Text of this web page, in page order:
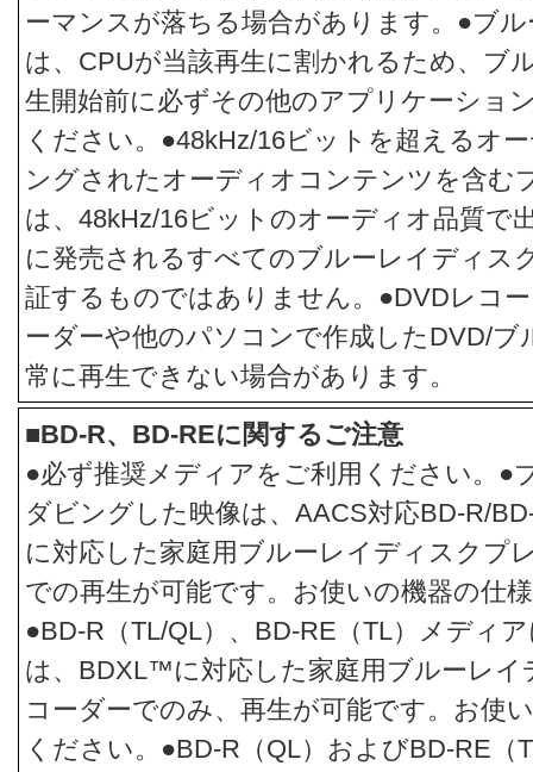
ーマンスが落ちる場合があります。●ブ
は、CPUが当該再生に割かれるため、ブ
生開始前に必ずその他のアプリケーショ
ください。●48kHz/16ビットを超えるオ
ングされたオーディオコンテンツを含む
は、48kHz/16ビットのオーディオ品質で
に発売されるすべてのブルーレイディス
証するものではありません。●DVDレコ
ーダーや他のパソコンで作成したDVD/
常に再生できない場合があります。
■BD-R、BD-REに関するご注意
●必ず推奨メディアをご利用ください。●
ダビングした映像は、AACS対応BD-R/
に対応した家庭用ブルーレイディスクプ
での再生が可能です。お使いの機器の仕
●BD-R（TL/QL）、BD-RE（TL）メディ
は、BDXL™に対応した家庭用ブルーレイ
コーダーでのみ、再生が可能です。お使
ください。●BD-R（QL）およびBD-RE（